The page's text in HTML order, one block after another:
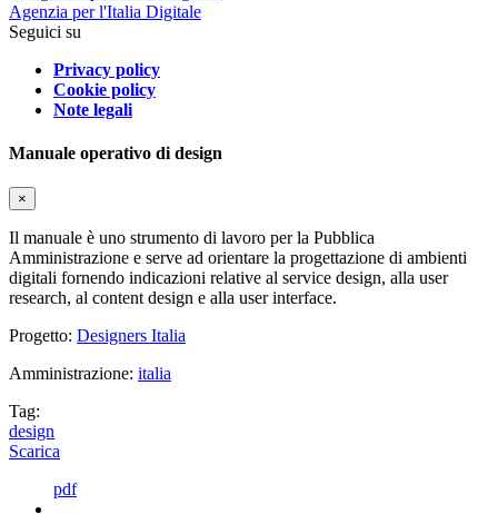
Agenzia per l'Italia Digitale
Seguici su
Privacy policy
Cookie policy
Note legali
Manuale operativo di design
×
Il manuale è uno strumento di lavoro per la Pubblica
Amministrazione e serve ad orientare la progettazione di ambienti
digitali fornendo indicazioni relative al service design, alla user
research, al content design e alla user interface.
Progetto: Designers Italia
Amministrazione: italia
Tag:
design
Scarica
pdf